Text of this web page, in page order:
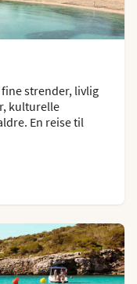
strender, livlig
kulturelle
En reise til